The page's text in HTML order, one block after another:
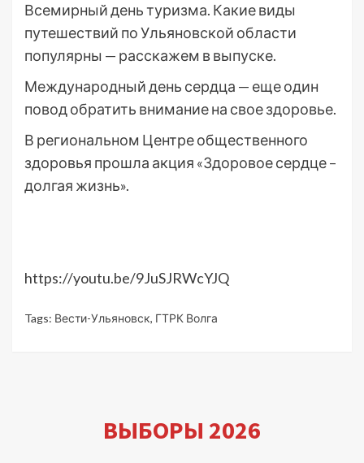
Всемирный день туризма. Какие виды
путешествий по Ульяновской области
популярны — расскажем в выпуске.
Международный день сердца — еще один
повод обратить внимание на свое здоровье.
В региональном Центре общественного
здоровья прошла акция «Здоровое сердце –
долгая жизнь».
https://youtu.be/9JuSJRWcYJQ
Tags: Вести-Ульяновск, ГТРК Волга
ВЫБОРЫ 2026